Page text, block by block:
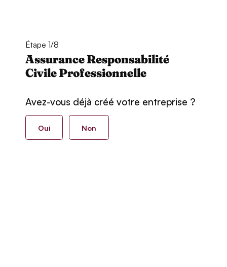
Étape 1/8
Assurance Responsabilité
Civile Professionnelle
Avez-vous déjà créé votre entreprise ?
Oui Non